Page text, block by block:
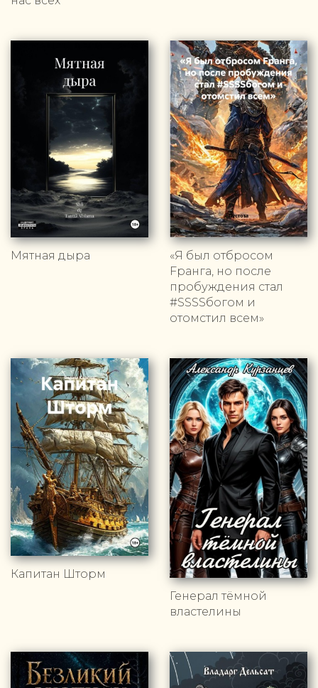
Мятная дыра
«Я был отбросом
Fранга, но после
пробуждения стал
#SSSSбогом и
отомстил всем»
Капитан Шторм
Генерал тёмной
властелины